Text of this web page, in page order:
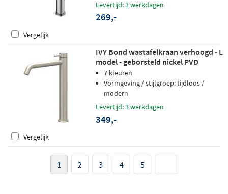
Levertijd: 3 werkdagen
269,-
Vergelijk
IVY Bond wastafelkraan verhoogd - L
model - geborsteld nickel PVD
7 kleuren
Vormgeving / stijlgroep: tijdloos /
modern
Levertijd: 3 werkdagen
349,-
Vergelijk
1 2 3 4 5